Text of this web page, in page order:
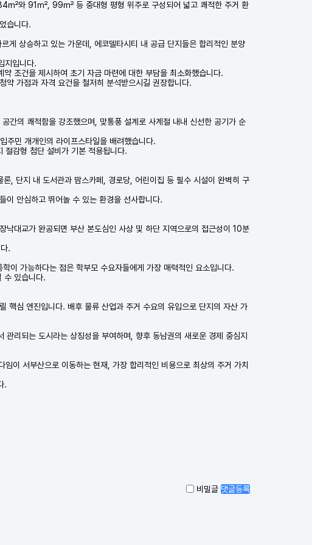
84㎡와 91㎡, 99㎡ 등 중대형 평형 위주로 구성되어 넓고 쾌적한 주거 환
습니다.
게 상승하고 있는 가운데, 에코델타시티 내 공급 단지들은 합리적인 분양
지입니다.
조건을 제시하여 초기 자금 마련에 대한 부담을 최소화했습니다.
약 가점과 자격 요건을 철저히 분석받으시길 권장합니다.
간의 쾌적함을 강조했으며, 맞통풍 설계로 사계절 내내 신선한 공기가 순
주민 개개인의 라이프스타일을 배려했습니다.
절감형 첨단 설비가 기본 적용됩니다.
, 단지 내 도서관과 맘스카페, 경로당, 어린이집 등 필수 시설이 완벽히 구
이 안심하고 뛰어놀 수 있는 환경을 선사합니다.
대교가 완공되면 부산 본도심인 사상 및 하단 지역으로의 접근성이 10분
.
이 가능하다는 점은 학부모 수요자들에게 가장 매력적인 요소입니다.
수 있습니다.
핵심 엔진입니다. 배후 물류 산업과 주거 수요의 유입으로 단지의 자산 가
리되는 도시라는 상징성을 부여하며, 향후 동남권의 새로운 경제 중심지
이 서부산으로 이동하는 현재, 가장 합리적인 비용으로 최상의 주거 가치
.
비밀글 댓글등록